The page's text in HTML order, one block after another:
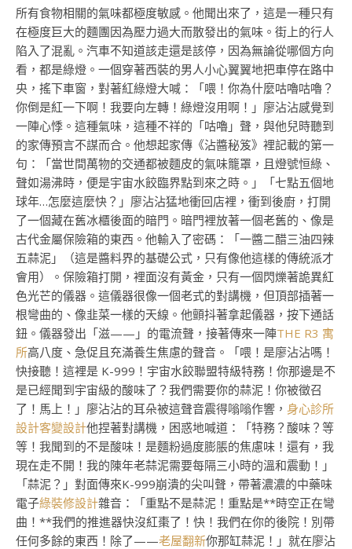
所有食物相關的氣味都極度敏感。他聞出來了，這是一種只有
在極度巨大的麵團因為壓力過大而散發出的氣味。街上的行人
陷入了混亂。汽車不知道該走還是該停，因為無論從哪個方向
看，都是綠燈。一個穿著西裝的男人小心翼翼地把車停在路中
央，搖下車窗，對著紅綠燈大喊：「喂！你為什麼咕嚕咕嚕？
你倒是紅一下啊！我要向左轉！綠燈沒用啊！」廖沾沾感覺到
一陣心悸。這種氣味，這種不祥的「咕嚕」聲，與他兒時聽到
的家傳預言不謀而合。他想起家傳《沾醬秘笈》裡記載的第一
句：「當世間萬物的交通都被麵皮的氣味籠罩，且燈號恒綠、
聲如湯沸時，便是宇宙水餃臨界點到來之時。」「七點五個地
球年…怎麼這麼快？」廖沾沾猛地衝回店裡，衝到後廚，打開
了一個藏在舊冰櫃後面的暗門。暗門裡放著一個老舊的、像是
古代金屬保險箱的東西。他輸入了密碼：「一醬二醋三油四辣
五蒜泥」（這是醬料界的基礎公式，只有像他這樣的傳統派才
會用）。保險箱打開，裡面沒有黃金，只有一個閃爍著詭異紅
色光芒的儀器。這儀器很像一個老式的對講機，但頂部插著一
根彎曲的、像韭菜一樣的天線。他顫抖著拿起儀器，按下通話
鈕。儀器發出「滋——」的電流聲，接著傳來一陣THE R3 寓
所高八度、急促且充滿養生焦慮的聲音。「喂！是廖沾沾嗎！
快接聽！這裡是 K-999！宇宙水餃聯盟特級特務！你那邊是不
是已經聞到宇宙級的酸味了？我們需要你的蒜泥！你被徵召
了！馬上！」廖沾沾的耳朵被這聲音震得嗡嗡作響， 身心診所
設計客變設計他捏著對講機，困惑地喊道：「特務？酸味？等
等！我聞到的不是酸味！是麵粉過度膨脹的焦慮味！還有，我
現在走不開！我的陳年老蒜泥需要每隔三小時的溫和震動！」
「蒜泥？」對面傳來K-999崩潰的尖叫聲，帶著濃濃的中藥味
電子綠裝修設計雜音：「重點不是蒜泥！重點是**時空正在彎
曲！**我們的推進器快沒紅棗了！快！我們在你的後院！別帶
任何多餘的東西！除了——老屋翻新你那缸蒜泥！」就在廖沾